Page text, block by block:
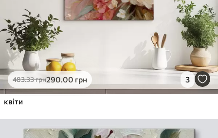
483.33грн290.00 грн 3
квіти